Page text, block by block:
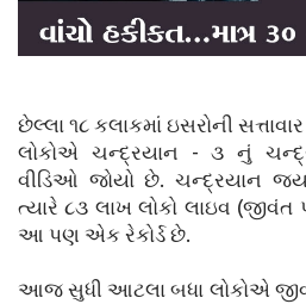
છેલ્લા ૧૮ કલાકમાં ઇસરોની
લોકોએ ચન્દ્રયાન - ૩ નું
વીડિઓ જોયો છે. ચન્દ્રયાન
ત્યારે ૮૩ લાખ લોકો લાઇવ (જીવંત
આ પણ એક રેકોર્ડ છે.
આજ સુધી આટલા બધા લોકોએ